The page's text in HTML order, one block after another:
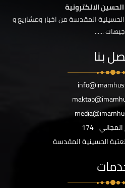
الحسين الالكترونية
المقدسة من اخبار ومشاريع و
......
بنا
المجاني 174
الحسينية المقدسة